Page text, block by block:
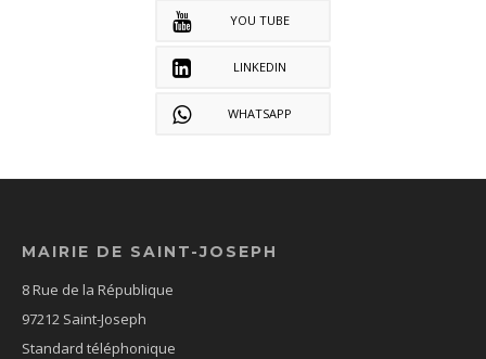
YOU TUBE
LINKEDIN
WHATSAPP
MAIRIE DE SAINT-JOSEPH
8 Rue de la République
97212 Saint-Joseph
Standard téléphonique